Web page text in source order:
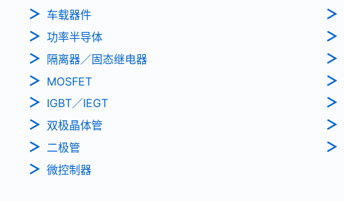
车载器件
功率半导体
隔离器／固态继电器
MOSFET
IGBT／IEGT
双极晶体管
二极管
微控制器